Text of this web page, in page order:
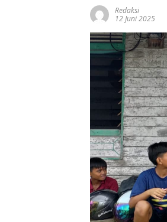
Redaksi
12 Juni 2025